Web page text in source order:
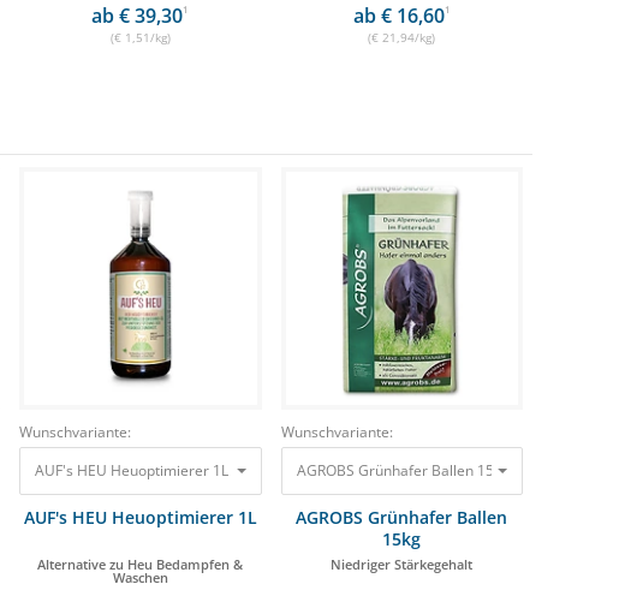
ab € 39,301
(€ 1,51/kg)
ab € 16,601
(€ 21,94/kg)
17,98 €17,75 €
Wunschvariante:
AUF's HEU Heuoptimierer 1L Alternative zu Heu Bedampfen & Waschen 53,50 €
AUF's HEU Heuoptimierer 1L
Alternative zu Heu Bedampfen &
Waschen
Wunschvariante:
AGROBS Grünhafer Ballen 15kg Niedriger
AGROBS Grünhafer Ballen
15kg
Niedriger Stärkegehalt